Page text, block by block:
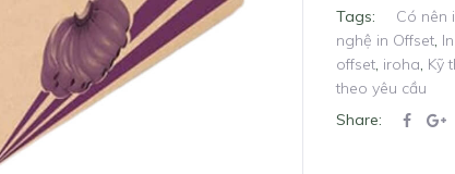
Tags:
Có nên
nghệ in Offset,
offset, iroha, Kỹ
theo yêu cầu
Share: